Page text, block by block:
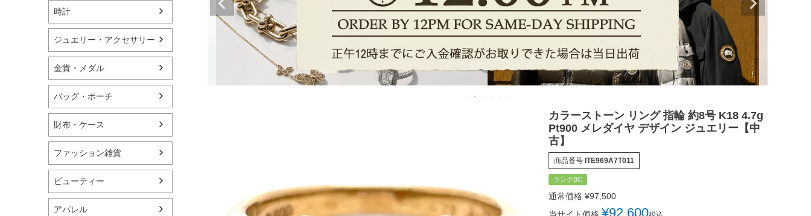
時計
ジュエリー・アクセサリー
金貨・メダル
バッグ・ポーチ
財布・ケース
ファッション雑貨
ビューティー
アパレル
カラーストーン リング 指輪 約8号 K18 4.7g
Pt900 メレダイヤ デザイン ジュエリー【中
古】
商品番号 ITE969A7T011
ランクBC
通常価格 ¥97,500
¥92,600